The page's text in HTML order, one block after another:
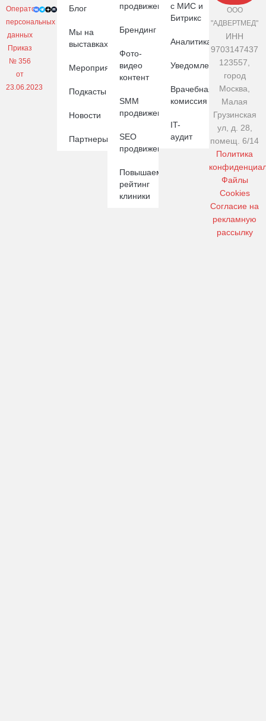
Оператор
персональных
данных
Приказ
№ 356
от
23.06.2023
Блог
Мы на
выставках
Мероприятия
Подкасты
Новости
Партнеры
продвижение
Брендинг
Фото-
видео
контент
SMM
продвижение
SEO
продвижение
Повышаем
рейтинг
клиники
с МИС и
Битрикс
Аналитика
Уведомления
Врачебная
комиссия
IT-
аудит
ООО
"АДВЕРТМЕД"
ИНН
9703147437
123557,
город
Москва,
Малая
Грузинская
ул, д. 28,
помещ. 6/14
Политика
Файлы
Cookies
Cогласие на
рекламную
рассылку